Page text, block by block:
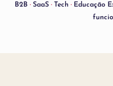
B2B ·SaaS ·Tech ·Educação